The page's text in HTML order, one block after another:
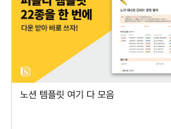
노션 템플릿 여기 다 모음